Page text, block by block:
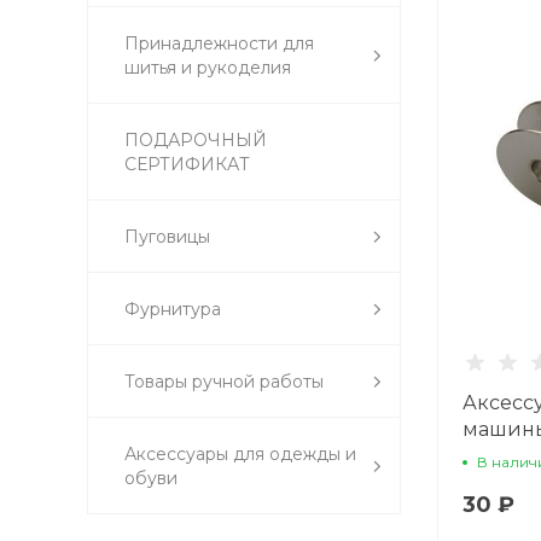
Принадлежности для
шитья и рукоделия
ПОДАРОЧНЫЙ
СЕРТИФИКАТ
Пуговицы
Фурнитура
Товары ручной работы
Аксессуары для одежды и
обуви
К
В
30 ₽